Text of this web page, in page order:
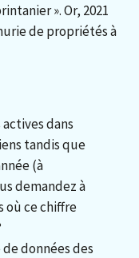
». Or, 2021
de propriétés à
dans
tandis que
(à
demandez à
où ce chiffre
données des